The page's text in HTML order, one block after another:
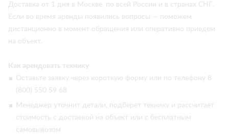
Доставка от 1 дня в Москве, по всей России и в странах СНГ.
Если во время аренды появились вопросы — поможем
дистанционно в момент обращения или оперативно приедем
на объект.
Как арендовать технику
Оставьте заявку через короткую форму или по телефону 8
(800) 550 59 68
Менеджер уточнит детали, подберет технику и рассчитает
стоимость с доставкой на объект или с бесплатным
самовывозом